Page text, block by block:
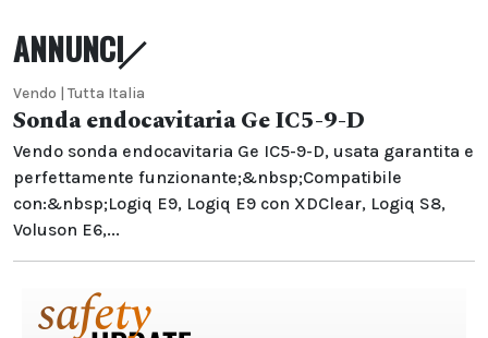
ANNUNCI
Vendo | Tutta Italia
Sonda endocavitaria Ge IC5-9-D
Vendo sonda endocavitaria Ge IC5-9-D, usata garantita e
perfettamente funzionante;&nbsp;Compatibile
con:&nbsp;Logiq E9, Logiq E9 con XDClear, Logiq S8,
Voluson E6,...